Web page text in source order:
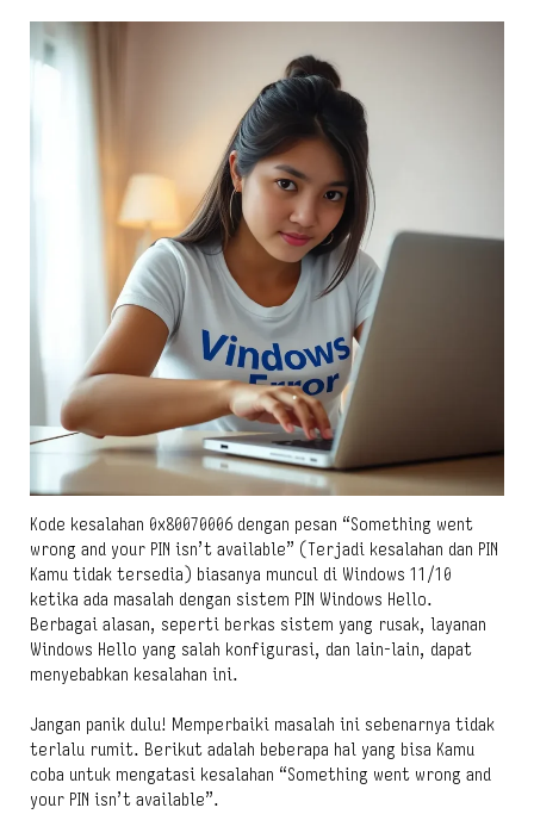
Kode kesalahan 0x80070006 dengan pesan “Something went
wrong and your PIN isn’t available” (Terjadi kesalahan dan PIN
Kamu tidak tersedia) biasanya muncul di Windows 11/10
ketika ada masalah dengan sistem PIN Windows Hello.
Berbagai alasan, seperti berkas sistem yang rusak, layanan
Windows Hello yang salah konfigurasi, dan lain-lain, dapat
menyebabkan kesalahan ini.
Jangan panik dulu! Memperbaiki masalah ini sebenarnya tidak
terlalu rumit. Berikut adalah beberapa hal yang bisa Kamu
coba untuk mengatasi kesalahan “Something went wrong and
your PIN isn’t available”.